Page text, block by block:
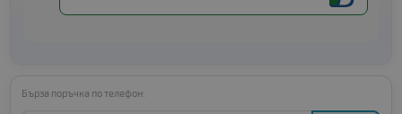
Бърза поръчка по телефон: